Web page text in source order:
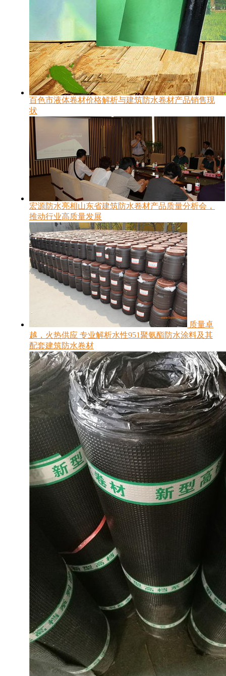
百色市液体卷材价格解析与建筑防水卷材产品销售现
状
宏源防水亮相山东省建筑防水卷材产品质量分析会，
推动行业高质量发展
质量卓
越，火热供应 专业解析水性951聚氨酯防水涂料及其
配套建筑防水卷材